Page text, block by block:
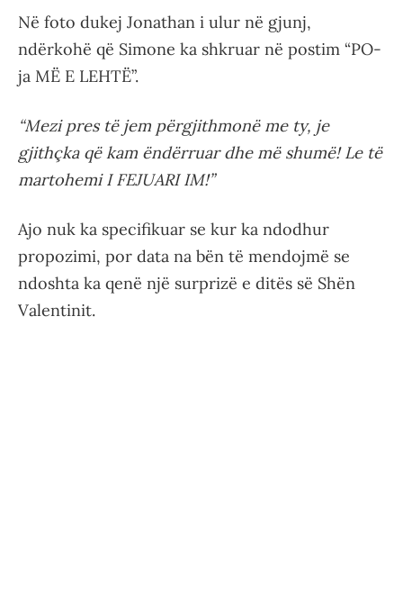
Në foto dukej Jonathan i ulur në gjunj,
ndërkohë që Simone ka shkruar në postim “PO-
ja MË E LEHTË”.
“Mezi pres të jem përgjithmonë me ty, je
gjithçka që kam ëndërruar dhe më shumë! Le të
martohemi I FEJUARI IM!”
Ajo nuk ka specifikuar se kur ka ndodhur
propozimi, por data na bën të mendojmë se
ndoshta ka qenë një surprizë e ditës së Shën
Valentinit.